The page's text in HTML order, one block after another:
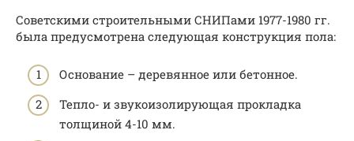
Советскими строительными СНИПами 1977-1980 гг.
была предусмотрена следующая конструкция пола:
Основание – деревянное или бетонное.
Тепло- и звукоизолирующая прокладка
толщиной 4-10 мм.